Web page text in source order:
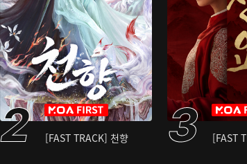
[FAST TRACK] 천향 [FAST